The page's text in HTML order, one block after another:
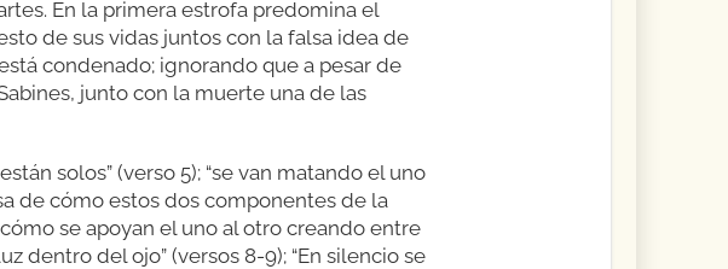
En la primera estrofa predomina el
de sus vidas juntos con la falsa idea de
condenado; ignorando que a pesar de
junto con la muerte una de las
solos” (verso 5); “se van matando el uno
de cómo estos dos componentes de la
se apoyan el uno al otro creando entre
dentro del ojo” (versos 8-9); “En silencio se